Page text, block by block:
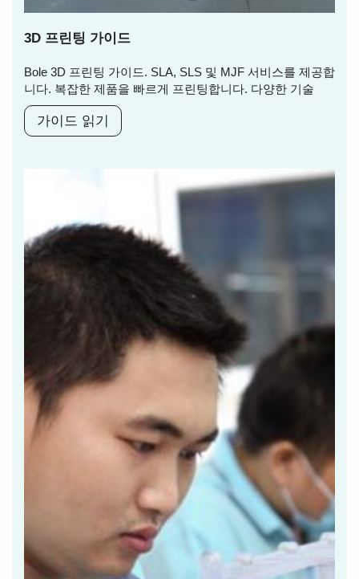
3D 프린팅 가이드
Bole 3D 프린팅 가이드. SLA, SLS 및 MJF 서비스를 제공합
니다. 복잡한 제품을 빠르게 프린팅합니다. 다양한 기술
가이드 읽기